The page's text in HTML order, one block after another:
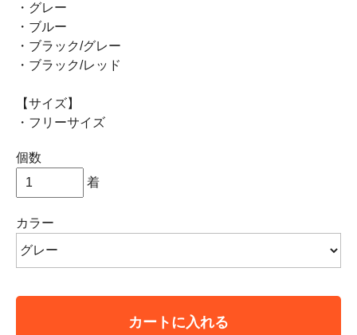
・グレー
・ブルー
・ブラック/グレー
・ブラック/レッド
【サイズ】
・フリーサイズ
個数
着
カラー
カートに入れる